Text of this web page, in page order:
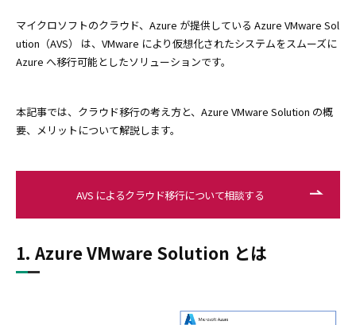
マイクロソフトのクラウド、Azure が提供している Azure VMware Sol
ution（AVS） は、VMware により仮想化されたシステムをスムーズに
Azure へ移行可能としたソリューションです。
本記事では、クラウド移行の考え方と、Azure VMware Solution の概
要、メリットについて解説します。
AVS によるクラウド移行について相談する
1. Azure VMware Solution とは